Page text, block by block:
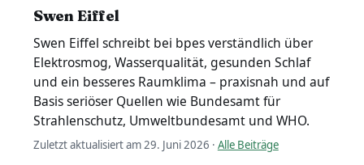
Swen Eiffel
Swen Eiffel schreibt bei bpes verständlich über
Elektrosmog, Wasserqualität, gesunden Schlaf
und ein besseres Raumklima – praxisnah und auf
Basis seriöser Quellen wie Bundesamt für
Strahlenschutz, Umweltbundesamt und WHO.
Zuletzt aktualisiert am 29. Juni 2026 · Alle Beiträge